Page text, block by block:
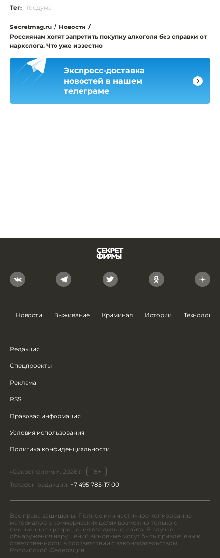
Тег: Госдума
Secretmag.ru / Новости /
Россиянам хотят запретить покупку алкоголя без справки от
нарколога. Что уже известно
Экспресс-доставка
новостей в нашем
телеграме
Новости Выживание Криминал Истории Технологии
Редакция
Спецпроекты
Реклама
RSS
Правовая информация
Условия использования
Политика конфиденциальности
«Секрет фирмы», 2026 г.
18+
Телефон редакции: +7 495 785-17-00
Все права защищены. Полное или частичное копирование
материалов в коммерческих целях возможно только с
письменного разрешения владельца сайта. В случае
обнаружения нарушений виновные могут быть привлечены к
ответственности в соответствии с законодательством
Российской Федерации.